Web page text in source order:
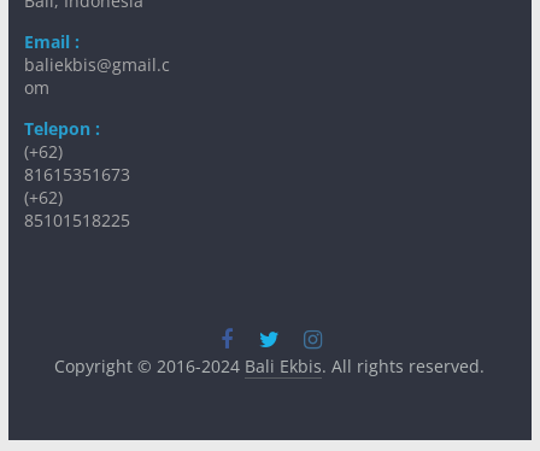
Email :
baliekbis@gmail.c
om
Telepon :
(+62)
81615351673
(+62)
85101518225
Copyright © 2016-2024 Bali Ekbis. All rights reserved.